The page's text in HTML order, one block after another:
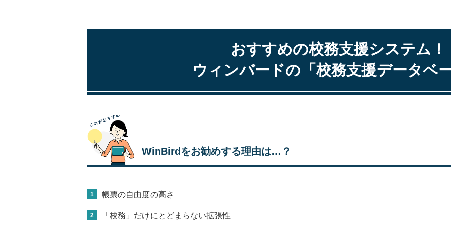
おすすめの校務支援システム！
ウィンバードの「校務支援データベ
WinBirdをお勧めする理由は…？
帳票の自由度の高さ
「校務」だけにとどまらない拡張性